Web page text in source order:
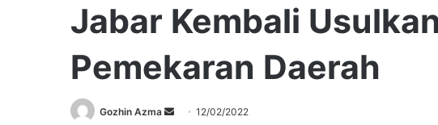
Jabar Kembali
Pemekaran Daerah
Gozhin Azma
Send12/02/2022